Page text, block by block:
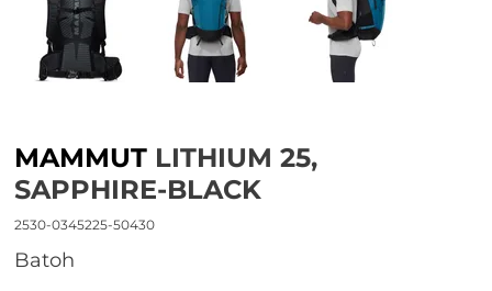
MAMMUT LITHIUM 25,
SAPPHIRE-BLACK
2530-0345225-50430
Batoh